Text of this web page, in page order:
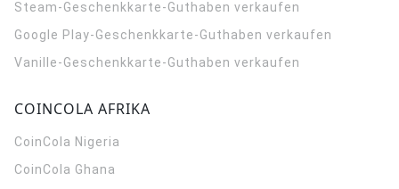
Steam-Geschenkkarte-Guthaben verkaufen
Google Play-Geschenkkarte-Guthaben verkaufen
Vanille-Geschenkkarte-Guthaben verkaufen
COINCOLA AFRIKA
CoinCola Nigeria
CoinCola Ghana